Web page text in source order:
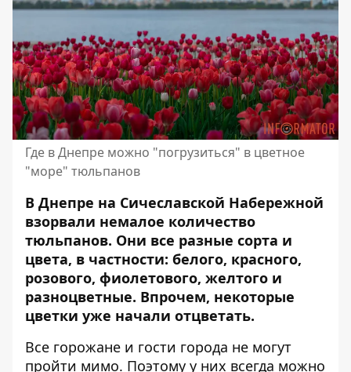
Где в Днепре можно "погрузиться" в цветное
"море" тюльпанов
В Днепре на Сичеславской Набережной
взорвали немалое количество
тюльпанов. Они все разные сорта и
цвета, в частности: белого, красного,
розового, фиолетового, желтого и
разноцветные. Впрочем, некоторые
цветки уже начали отцветать.
Все горожане и гости города не могут
пройти мимо. Поэтому у них всегда можно